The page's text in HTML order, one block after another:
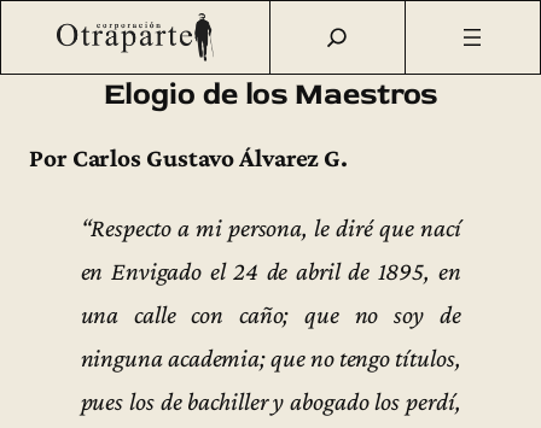
Saltar
Otraparte.org /Fernando González /Vida
Elogio de los
Elogio de los Maestros
Por Carlos Gustavo Álvarez G.
“Respecto a mi persona, le diré que nací
en Envigado el 24 de abril de 1895, en
una calle con caño; que no soy de
ninguna academia; que no tengo títulos,
pues los de bachiller y abogado los perdí,